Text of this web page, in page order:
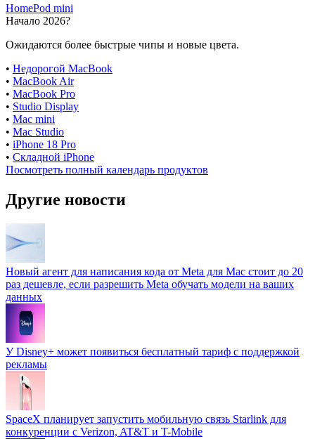
HomePod mini
Начало 2026?
Ожидаются более быстрые чипы и новые цвета.
• Недорогой MacBook
• MacBook Air
• MacBook Pro
• Studio Display
• Mac mini
• Mac Studio
• iPhone 18 Pro
• Складной iPhone
Посмотреть полный календарь продуктов
Другие новости
Новый агент для написания кода от Meta для Mac стоит до 20
раз дешевле, если разрешить Meta обучать модели на ваших
данных
У Disney+ может появиться бесплатный тариф с поддержкой
рекламы
SpaceX планирует запустить мобильную связь Starlink для
конкуренции с Verizon, AT&T и T-Mobile